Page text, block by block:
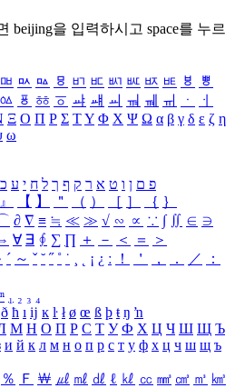
beijing을 입력하시고 space를 누르
ㅮ ㅯ ㅰ ㅱ ㅲ ㅳ ㅴ ㅵ ㅶ ㅷ ㅸ
ㅹ
ㆃ ㆄ ㆅ ㆆ ㆇ ㆈ ㆉ ㆊ ㆋ ㆌ ㆍ
ㆎ
Ξ Ο Π Ρ Σ ΤΥ Φ Χ Ψ Ω α β γ δ ε ζ η
ω
פ ם ן ו ט א ר ק ף ך ל ח י ע כ
』 【 】 ＂ （ ） ［ ］ ｛ ｝
∂ ∇ ≡ ≒ ≪ ≫ √ ∽ ∝ ∵ ∫ ∬ ∈ ∋
∀ ∃ ∮ ∑ ∏ ＋ － ＜ ＝
＞
´ ～ ˇ ˘ ˝ ˚ ˙ ¸ ¡ ¿ ː ！ ＇ ， ． ／
：
ⁿ ₁ ₂ ₃ ₄
ð ħ ı ĳ ĸ ŀ ł ø œ ß þ ŧ ŋ ŉ
М Н О П Р С Т У Ф Х Ц Ч Ш Щ Ъ
и й к л м н о п р с т у ф х ц ч ш щ ъ
％ Ｆ ￦ ㎕ ㎖ ㎗ ℓ ㎘ ㏄ ㎣ ㎤ ㎥ ㎦